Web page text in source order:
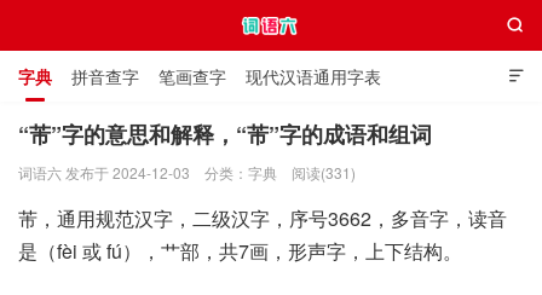

字典 拼音查字 笔画查字 现代汉语通用字表
通用规范汉字表 叠字大全 独体字大全 极简英语词典

“芾”字的意思和解释，“芾”字的成语和组词
词语六 发布于 2024-12-03 分类： 字典 阅读(331)
芾，通用规范汉字，二级汉字，序号3662，多音字，读音
是（fèi 或 fú），艹部，共7画，形声字，上下结构。